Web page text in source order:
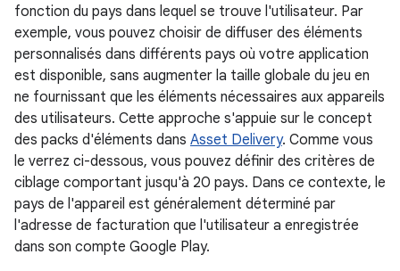
fonction du pays dans lequel se trouve l'utilisateur. Par
exemple, vous pouvez choisir de diffuser des éléments
personnalisés dans différents pays où votre application
est disponible, sans augmenter la taille globale du jeu en
ne fournissant que les éléments nécessaires aux appareils
des utilisateurs. Cette approche s'appuie sur le concept
des packs d'éléments dans Asset Delivery. Comme vous
le verrez ci-dessous, vous pouvez définir des critères de
ciblage comportant jusqu'à 20 pays. Dans ce contexte, le
pays de l'appareil est généralement déterminé par
l'adresse de facturation que l'utilisateur a enregistrée
dans son compte Google Play.